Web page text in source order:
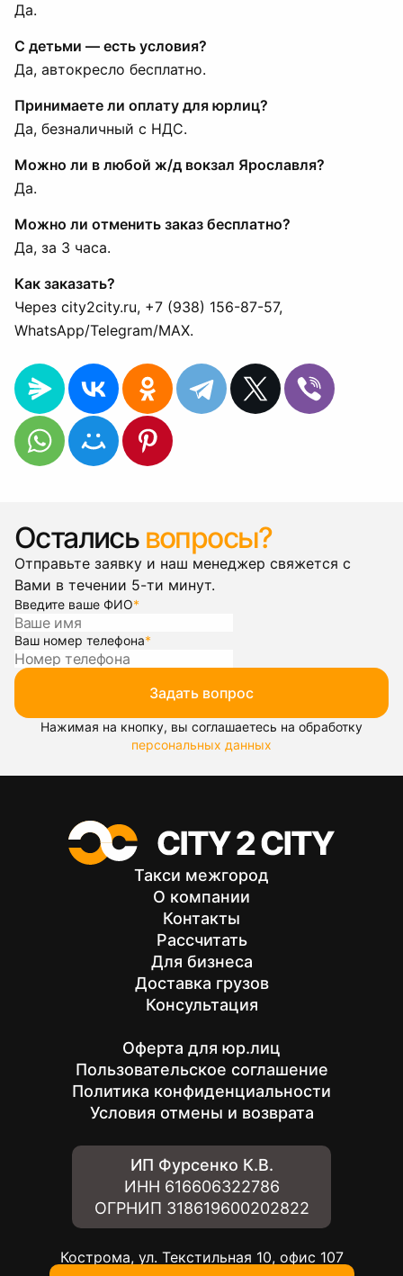
Да.
С детьми — есть условия?
Да, автокресло бесплатно.
Принимаете ли оплату для юрлиц?
Да, безналичный с НДС.
Можно ли в любой ж/д вокзал Ярославля?
Да.
Можно ли отменить заказ бесплатно?
Да, за 3 часа.
Как заказать?
Через city2city.ru, +7 (938) 156-87-57,
WhatsApp/Telegram/MAX.
Остались вопросы?
Отправьте заявку и наш менеджер свяжется с
Вами в течении 5-ти минут.
Введите ваше ФИО*
Ваш номер телефона*
Задать вопрос
Нажимая на кнопку, вы соглашаетесь на обработку
персональных данных
Такси межгород
О компании
Контакты
Рассчитать
Для бизнеса
Доставка грузов
Консультация
Оферта для юр.лиц
Пользовательское соглашение
Политика конфиденциальности
Условия отмены и возврата
ИП Фурсенко К.В.
ИНН 616606322786
ОГРНИП 318619600202822
Кострома, ул. Текстильная 10, офис 107